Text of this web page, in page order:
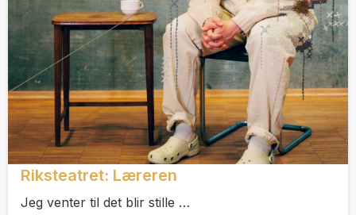
Riksteatret: Læreren
Jeg venter til det blir stille …